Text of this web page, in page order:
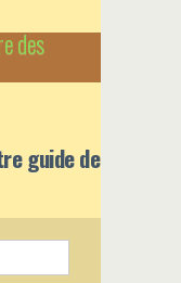
des
guide de